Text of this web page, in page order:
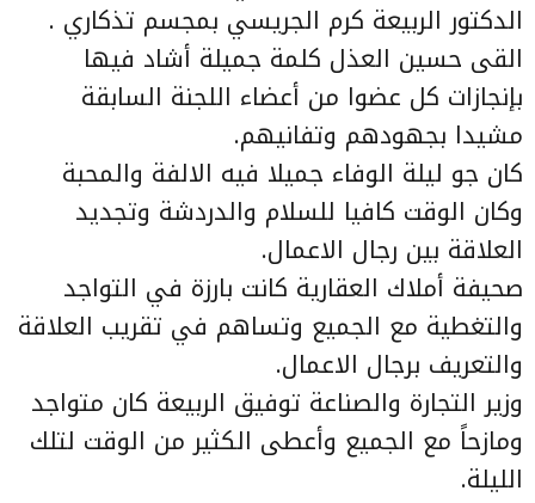
الدكتور الربيعة كرم الجريسي بمجسم تذكاري .
القى حسين العذل كلمة جميلة أشاد فيها
بإنجازات كل عضوا من أعضاء اللجنة السابقة
مشيدا بجهودهم وتفانيهم.
كان جو ليلة الوفاء جميلا فيه الالفة والمحبة
وكان الوقت كافيا للسلام والدردشة وتجديد
العلاقة بين رجال الاعمال.
صحيفة أملاك العقارية كانت بارزة في التواجد
والتغطية مع الجميع وتساهم في تقريب العلاقة
والتعريف برجال الاعمال.
وزير التجارة والصناعة توفيق الربيعة كان متواجد
ومازحاً مع الجميع وأعطى الكثير من الوقت لتلك
الليلة.